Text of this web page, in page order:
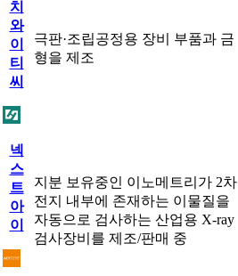
치
와
이
티
씨
극판·조립공정용 장비 부품과 금
형을 제조
넥
스
트
아
이
지분 보유중인 이노메트리가 2차
전지 내부에 존재하는 이물질을
자동으로 검사하는 산업용 X-ray
검사장비를 제조/판매 중